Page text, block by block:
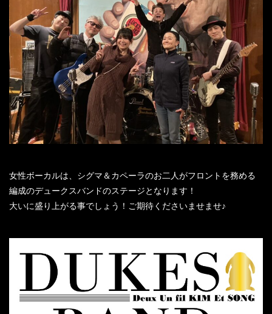
女性ボーカルは、シグマ＆カペーラのお二人がフロントを務める
編成のデュークスバンドのステージとなります！
大いに盛り上がる事でしょう！ご期待くださいませませ♪